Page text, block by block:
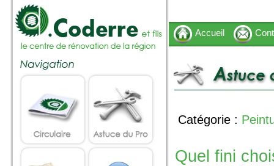
Accueil
Catégorie :
Quel fini